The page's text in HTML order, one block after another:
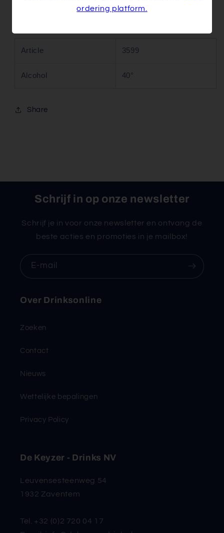
met deze uitzonderlijke rum. Geniet van de
Article 3599
Alcohol 40°
Share
Schrijf in op onze newsletter
Schrijf je in voor onze newsletter en ontvang de
beste acties en promoties in je mailbox!
E‑mail
Over Drinksonline
Zoeken
Contact
Nieuws
Wettelijke bepalingen
Privacy Policy
De Keyzer - Drinks NV
Leuvensesteenweg 54
1932 Zaventem
Tel. +32 (0)2 720 04 17
ordering platform.